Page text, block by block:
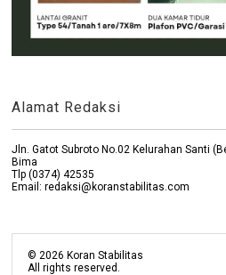
Alamat Redaksi
Jln. Gatot Subroto No.02 Kelurahan Santi
Bima
Tlp (0374) 42535
Email: redaksi@koranstabilitas.com
© 2026 Koran Stabilitas
All rights reserved.